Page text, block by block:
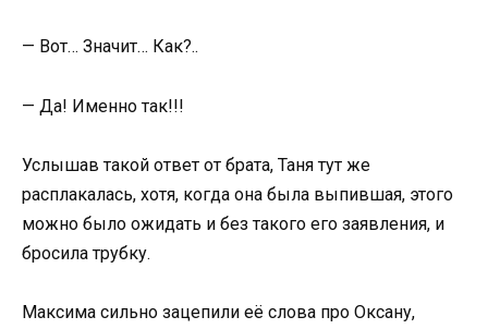
— Вот… Значит… Как?..
— Да! Именно так!!!
Услышав такой ответ от брата, Таня тут же
расплакалась, хотя, когда она была выпившая, этого
можно было ожидать и без такого его заявления, и
бросила трубку.
Максима сильно зацепили её слова про Оксану,